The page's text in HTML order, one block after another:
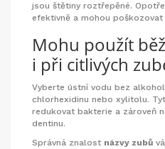
jsou štětiny roztřepěné.
efektivně a mohou poškozovat
Mohu použít
i při citlivých
Vyberte ústní vodu bez
chlorhexidinu nebo xylitolu.
redukovat bakterie a zároveň
dentinu.
Správná znalost názvy zubů